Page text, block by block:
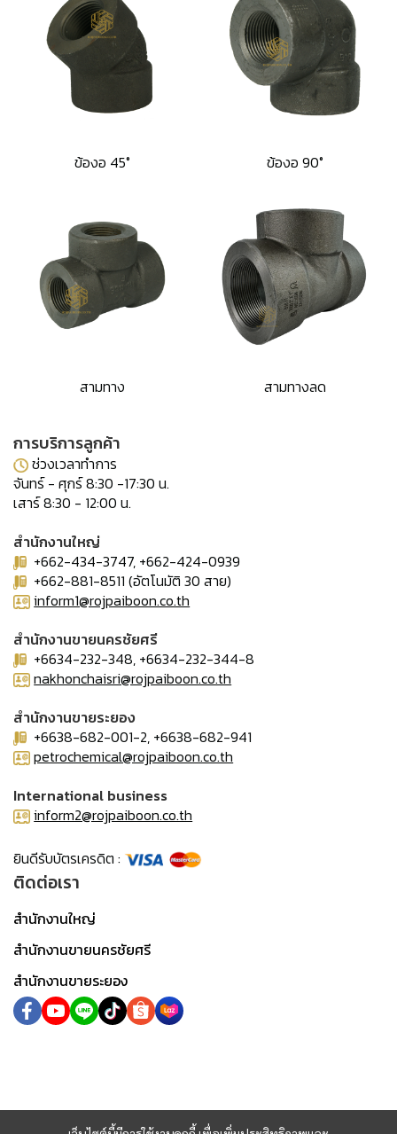
ข้องอ 45° ข้องอ 90°
สามทาง สามทางลด
การบริการลูกค้า
ช่วงเวลาทำการ
จันทร์ - ศุกร์ 8:30 -17:30 น.
เสาร์ 8:30 - 12:00 น.
สำนักงานใหญ่
+662-434-3747, +662-424-0939
+662-881-8511 (อัตโนมัติ 30 สาย)
inform1@rojpaiboon.co.th
สำนักงานขายนครชัยศรี
+6634-232-348, +6634-232-344-8
nakhonchaisri@rojpaiboon.co.th
สำนักงานขายระยอง
+6638-682-001-2, +6638-682-941
petrochemical@rojpaiboon.co.th
International business
inform2@rojpaiboon.co.th
ยินดีรับบัตรเครดิต :
ติดต่อเรา
สำนักงานใหญ่
สำนักงานขายนครชัยศรี
สำนักงานขายระยอง